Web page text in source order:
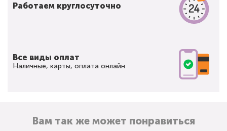
Работаем круглосуточно
Все виды оплат
Наличные, карты, оплата онлайн
Вам так же может понравиться